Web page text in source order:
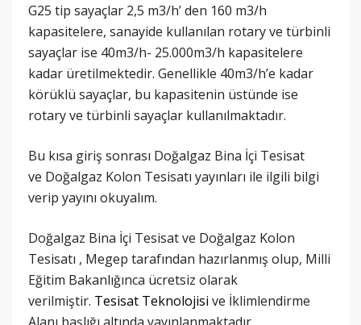
G25 tip sayaçlar 2,5 m3/h’ den 160 m3/h
kapasitelere, sanayide kullanılan rotary ve türbinli
sayaçlar ise 40m3/h- 25.000m3/h kapasitelere
kadar üretilmektedir. Genellikle 40m3/h’e kadar
körüklü sayaçlar, bu kapasitenin üstünde ise
rotary ve türbinli sayaçlar kullanılmaktadır.
Bu kısa giriş sonrası Doğalgaz Bina İçi Tesisat
ve Doğalgaz Kolon Tesisatı yayınları ile ilgili bilgi
verip yayını okuyalım.
Doğalgaz Bina İçi Tesisat ve Doğalgaz Kolon
Tesisatı , Megep tarafından hazırlanmış olup, Milli
Eğitim Bakanlığınca ücretsiz olarak
verilmiştir. Tesisat Teknolojisi ve İklimlendirme